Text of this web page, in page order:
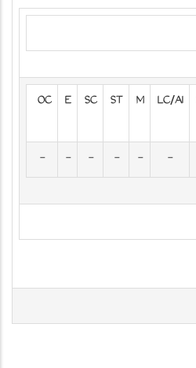
OC E SC ST M LC/AI
- - - - - -